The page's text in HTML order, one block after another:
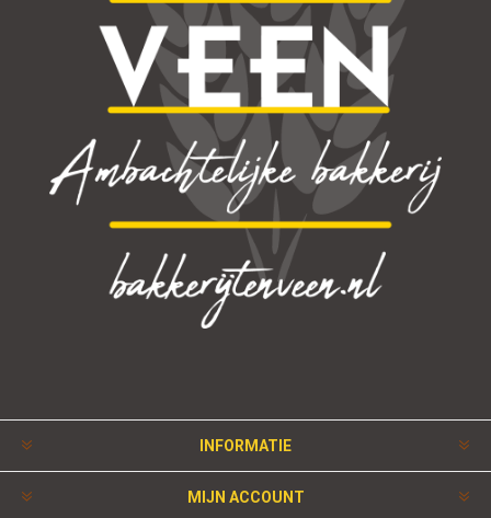
INFORMATIE
MIJN ACCOUNT